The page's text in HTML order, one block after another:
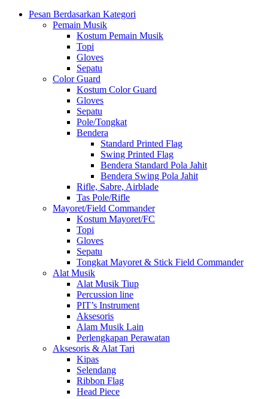
Pesan Berdasarkan Kategori
Pemain Musik
Kostum Pemain Musik
Topi
Gloves
Sepatu
Color Guard
Kostum Color Guard
Gloves
Sepatu
Pole/Tongkat
Bendera
Standard Printed Flag
Swing Printed Flag
Bendera Standard Pola Jahit
Bendera Swing Pola Jahit
Rifle, Sabre, Airblade
Tas Pole/Rifle
Mayoret/Field Commander
Kostum Mayoret/FC
Topi
Gloves
Sepatu
Tongkat Mayoret & Stick Field Commander
Alat Musik
Alat Musik Tiup
Percussion line
PIT’s Instrument
Aksesoris
Alam Musik Lain
Perlengkapan Perawatan
Aksesoris & Alat Tari
Kipas
Selendang
Ribbon Flag
Head Piece